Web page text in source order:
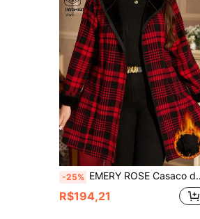
-25% EMERY ROSE Casaco de Lã com Capuz Xadrez Vermelho e Preto de Manga Longa com Bolsos para Mulheres Plus Size, Outono Inverno, Natal para Mulheres, Ano Novo, Saída, 2025 Novo, Simples e da Moda para Uso Diário, Natal para Mulheres, Ano Novo, Festa de Natal, Inverno para Mulheres, Ação de Graças para Mulheres
R$194,21